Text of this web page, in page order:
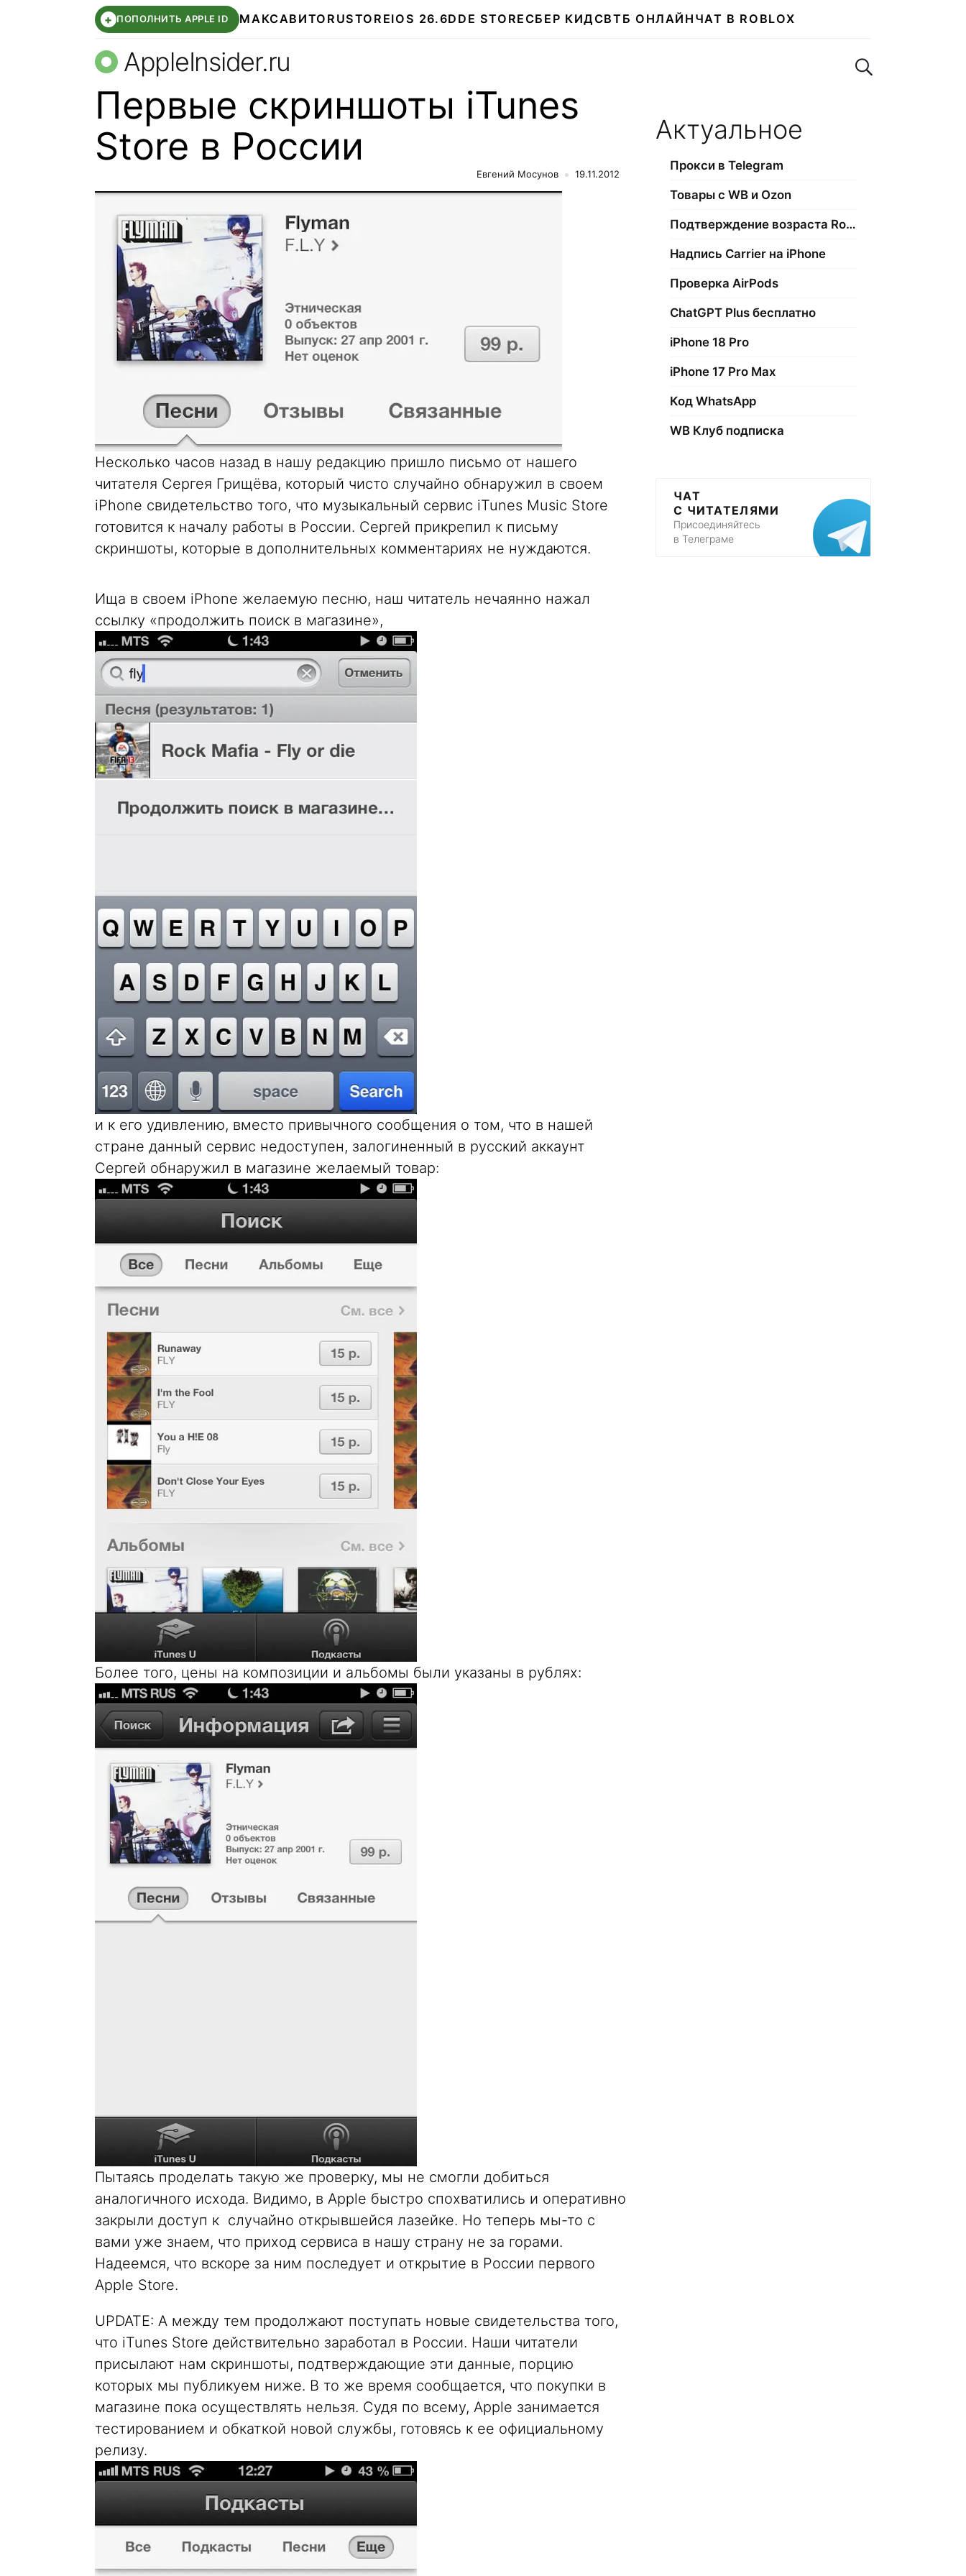
+ ПОПОЛНИТЬ APPLE ID МАКСАВИТО RUSTOREIOS 26.6DDE STORE СБЕР КИДСВТБ ОНЛАЙН ЧАТ В ROBLOX
AppleInsider.ru Поиск по сайту
Первые скриншоты iTunes
Store в России
Евгений Мосунов 19.11.2012
Несколько часов назад в нашу редакцию пришло письмо от нашего
читателя Сергея Грищёва, который чисто случайно обнаружил в своем
iPhone свидетельство того, что музыкальный сервис iTunes Music Store
готовится к началу работы в России. Сергей прикрепил к письму
скриншоты, которые в дополнительных комментариях не нуждаются.
Ища в своем iPhone желаемую песню, наш читатель нечаянно нажал
ссылку «продолжить поиск в магазине»,
и к его удивлению, вместо привычного сообщения о том, что в нашей
стране данный сервис недоступен, залогиненный в русский аккаунт
Сергей обнаружил в магазине желаемый товар:
Более того, цены на композиции и альбомы были указаны в рублях:
Пытаясь проделать такую же проверку, мы не смогли добиться
аналогичного исхода. Видимо, в Apple быстро спохватились и оперативно
закрыли доступ к случайно открывшейся лазейке. Но теперь мы-то с
вами уже знаем, что приход сервиса в нашу страну не за горами.
Надеемся, что вскоре за ним последует и открытие в России первого
Apple Store.
UPDATE: А между тем продолжают поступать новые свидетельства того,
что iTunes Store действительно заработал в России. Наши читатели
присылают нам скриншоты, подтверждающие эти данные, порцию
которых мы публикуем ниже. В то же время сообщается, что покупки в
магазине пока осуществлять нельзя. Судя по всему, Apple занимается
тестированием и обкаткой новой службы, готовясь к ее официальному
релизу.
Актуальное
Прокси в Telegram
Товары с WB и Ozon
Подтверждение возраста Roblox
Надпись Carrier на iPhone
Проверка AirPods
ChatGPT Plus бесплатно
iPhone 18 Pro
iPhone 17 Pro Max
Код WhatsApp
WB Клуб подписка
ЧАТ
С ЧИТАТЕЛЯМИ
Присоединяйтесь
в Телеграме